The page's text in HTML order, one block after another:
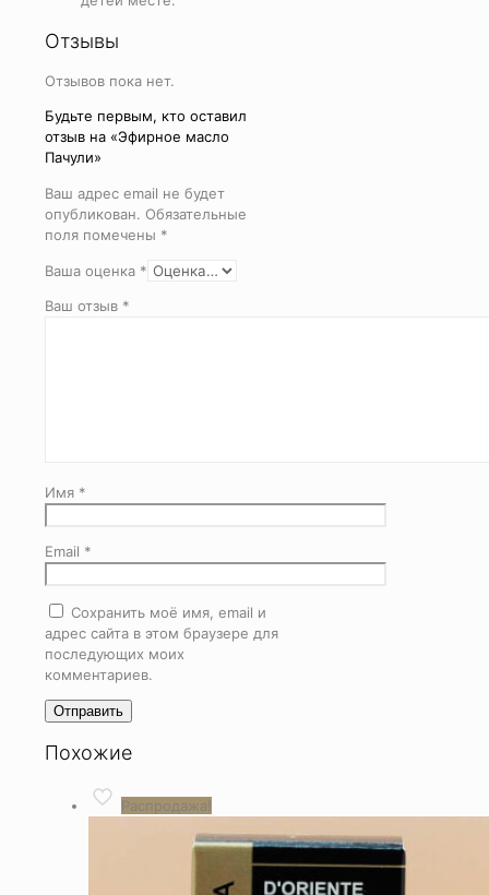
Отзывы
Отзывов пока нет.
Будьте первым, кто оставил
отзыв на «Эфирное масло
Пачули»
Ваш адрес email не будет
опубликован. Обязательные
поля помечены *
Ваша оценка *
Ваш отзыв *
Имя *
Email *
Сохранить моё имя, email и
адрес сайта в этом браузере для
последующих моих
комментариев.
Похожие
Распродажа!